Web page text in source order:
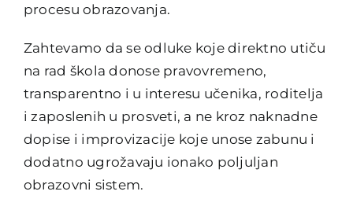
procesu obrazovanja.
Zahtevamo da se odluke koje direktno utiču
na rad škola donose pravovremeno,
transparentno i u interesu učenika, roditelja
i zaposlenih u prosveti, a ne kroz naknadne
dopise i improvizacije koje unose zabunu i
dodatno ugrožavaju ionako poljuljan
obrazovni sistem.